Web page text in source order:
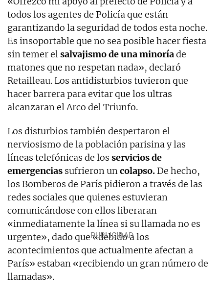
todos los agentes de Policía que están
garantizando la seguridad de todos esta noche.
Es insoportable que no sea posible hacer fiesta
sin temer elsalvajismo de una minoríade
matones que no respetan nada», declaró
Retailleau. Los antidisturbios tuvieron que
hacer barrera para evitar que los ultras
alcanzaran el Arco del Triunfo.
Los disturbios también despertaron el
nerviosismo de la población parisina y las
líneas telefónicas de los servicios de
emergencias sufrieron uncolapso. De hecho,
los Bomberos de París pidieron a través de las
redes sociales que quienes estuvieran
comunicándose con ellos liberaran
«inmediatamente la línea si su llamada no es
urgente», dado que «debido a los
acontecimientos que actualmente afectan a
París» estaban «recibiendo un gran número de
llamadas».